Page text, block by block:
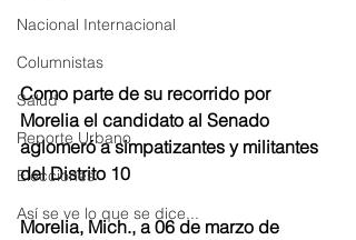
Nacional Internacional
Columnistas
Salud
Reporte Urbano
Elecciones
Así se ve lo que se dice...
Como parte de su recorrido por
Morelia el candidato al Senado
aglomeró a simpatizantes y militantes
del Distrito 10
Morelia, Mich., a 06 de marzo de